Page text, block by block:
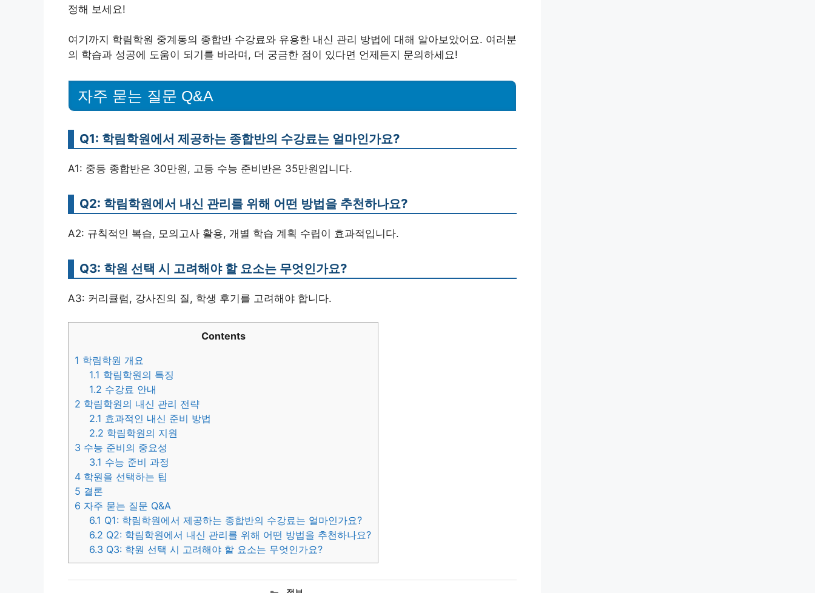
정해 보세요!
여기까지 학림학원 중계동의 종합반 수강료와 유용한 내신 관리 방법에 대해 알아보았어요. 여러분
의 학습과 성공에 도움이 되기를 바라며, 더 궁금한 점이 있다면 언제든지 문의하세요!
자주 묻는 질문 Q&A
Q1: 학림학원에서 제공하는 종합반의 수강료는 얼마인가요?
A1: 중등 종합반은 30만원, 고등 수능 준비반은 35만원입니다.
Q2: 학림학원에서 내신 관리를 위해 어떤 방법을 추천하나요?
A2: 규칙적인 복습, 모의고사 활용, 개별 학습 계획 수립이 효과적입니다.
Q3: 학원 선택 시 고려해야 할 요소는 무엇인가요?
A3: 커리큘럼, 강사진의 질, 학생 후기를 고려해야 합니다.
Contents
1 학림학원 개요
1.1 학림학원의 특징
1.2 수강료 안내
2 학림학원의 내신 관리 전략
2.1 효과적인 내신 준비 방법
2.2 학림학원의 지원
3 수능 준비의 중요성
3.1 수능 준비 과정
4 학원을 선택하는 팁
5 결론
6 자주 묻는 질문 Q&A
6.1 Q1: 학림학원에서 제공하는 종합반의 수강료는 얼마인가요?
6.2 Q2: 학림학원에서 내신 관리를 위해 어떤 방법을 추천하나요?
6.3 Q3: 학원 선택 시 고려해야 할 요소는 무엇인가요?